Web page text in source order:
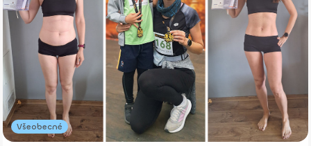
Všeobecné